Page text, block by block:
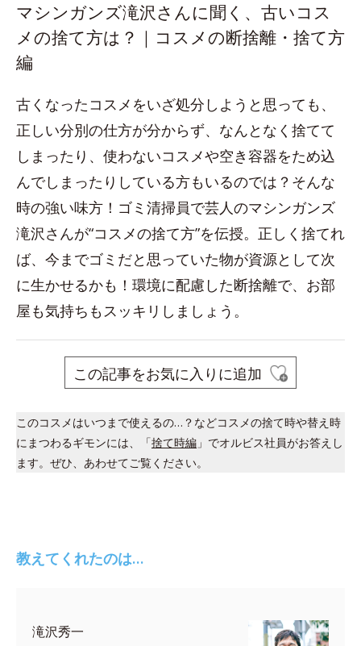
マシンガンズ滝沢さんに聞く、古いコス
メの捨て方は？｜コスメの断捨離・捨て方
編
古くなったコスメをいざ処分しようと思っても、
正しい分別の仕方が分からず、なんとなく捨てて
しまったり、使わないコスメや空き容器をため込
んでしまったりしている方もいるのでは？そんな
時の強い味方！ゴミ清掃員で芸人のマシンガンズ
滝沢さんが“コスメの捨て方”を伝授。正しく捨てれ
ば、今までゴミだと思っていた物が資源として次
に生かせるかも！環境に配慮した断捨離で、お部
屋も気持ちもスッキリしましょう。
この記事をお気に入りに追加
このコスメはいつまで使えるの…？などコスメの捨て時や替え時
にまつわるギモンには、「捨て時編 」でオルビス社員がお答えし
ます。ぜひ、あわせてご覧ください。
教えてくれたのは…
滝沢秀一